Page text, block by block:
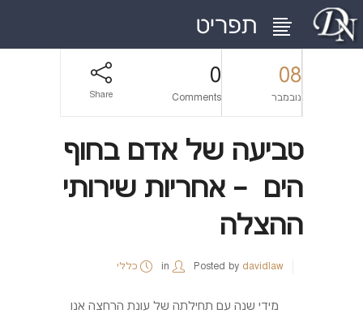
08
נובמבר
0
Comments
Share
טביעה של אדם בחוף
הים – אחריות שירותי
ההצלה
Posted by davidlaw
in כללי
מידי שנה עם תחילתה של עונת הרחצה אנו